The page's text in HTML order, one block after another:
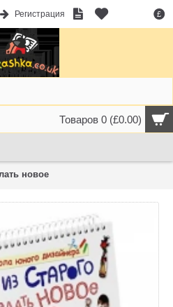
£
Регистрация
Товаров 0 (£0.00)
новое